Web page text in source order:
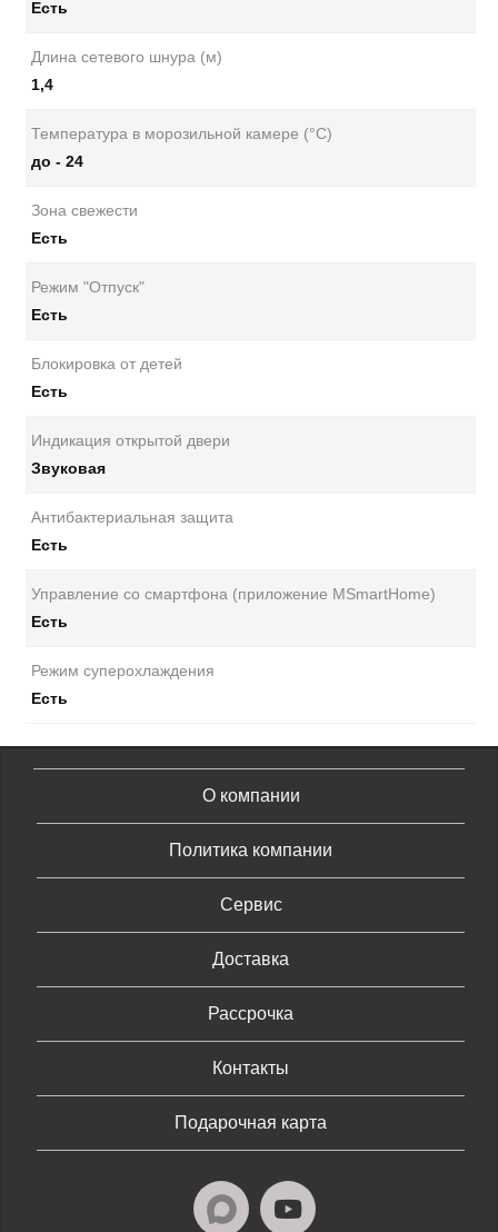
Есть
Длина сетевого шнура (м)
1,4
Температура в морозильной камере (°C)
до - 24
Зона свежести
Есть
Режим "Отпуск"
Есть
Блокировка от детей
Есть
Индикация открытой двери
Звуковая
Антибактериальная защита
Есть
Управление со смартфона (приложение MSmartHome)
Есть
Режим суперохлаждения
Есть
О компании
Политика компании
Сервис
Доставка
Рассрочка
Контакты
Подарочная карта